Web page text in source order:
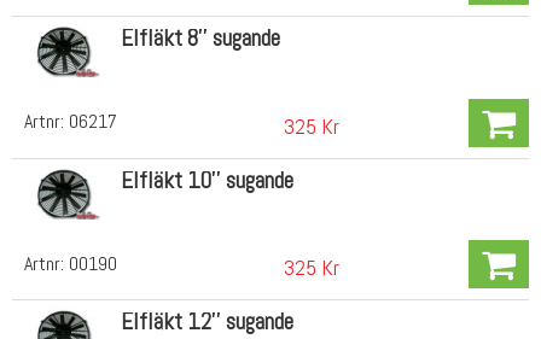
Artnr: 06217
Elfläkt 8'' sugande
325 Kr
Artnr: 00190
Elfläkt 10'' sugande
325 Kr
Elfläkt 12'' sugande